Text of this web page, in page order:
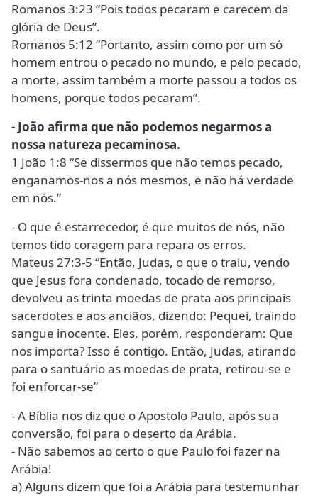
Romanos 3:23 “Pois todos pecaram e carecem da
glória de Deus”.
Romanos 5:12 “Portanto, assim como por um só
homem entrou o pecado no mundo, e pelo pecado,
a morte, assim também a morte passou a todos os
homens, porque todos pecaram”.
- João afirma que não podemos negarmos a
nossa natureza pecaminosa.
1 João 1:8 “Se dissermos que não temos pecado,
enganamos-nos a nós mesmos, e não há verdade
em nós.”
- O que é estarrecedor, é que muitos de nós, não
temos tido coragem para repara os erros.
Mateus 27:3-5 “Então, Judas, o que o traiu, vendo
que Jesus fora condenado, tocado de remorso,
devolveu as trinta moedas de prata aos principais
sacerdotes e aos anciãos, dizendo: Pequei, traindo
sangue inocente. Eles, porém, responderam: Que
nos importa? Isso é contigo. Então, Judas, atirando
para o santuário as moedas de prata, retirou-se e
foi enforcar-se”
- A Bíblia nos diz que o Apostolo Paulo, após sua
conversão, foi para o deserto da Arábia.
- Não sabemos ao certo o que Paulo foi fazer na
Arábia!
a) Alguns dizem que foi a Arábia para testemunhar